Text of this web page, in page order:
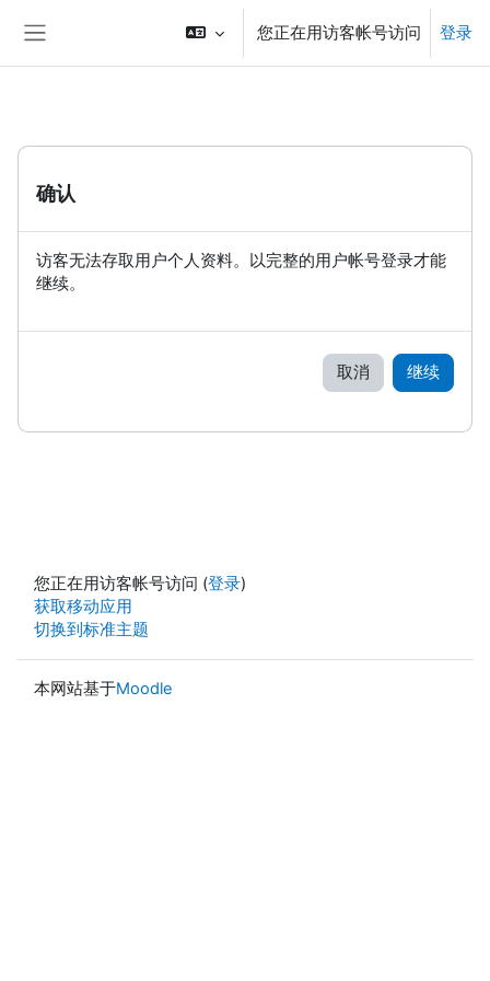
您正在用访客帐号访问 登录
确认
访客无法存取用户个人资料。以完整的用户帐号登录才能
继续。
取消 继续
您正在用访客帐号访问 (登录)
获取移动应用
切换到标准主题
本网站基于Moodle